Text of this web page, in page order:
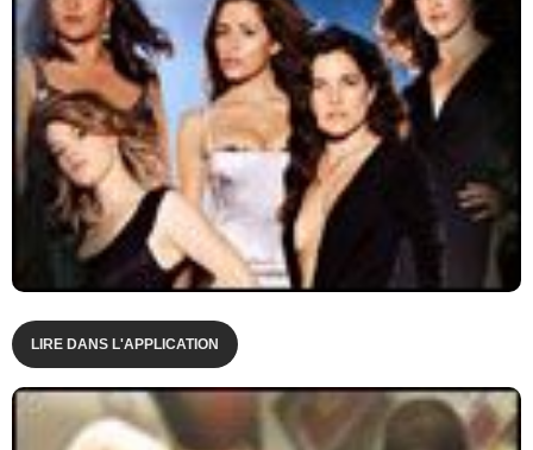
LIRE DANS L'APPLICATION